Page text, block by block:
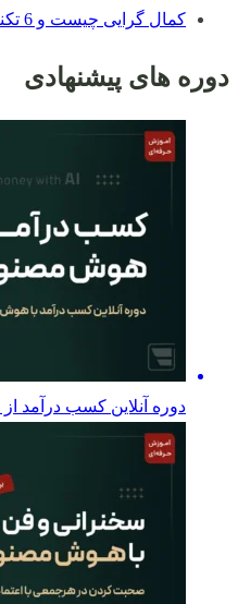
کمال گرایی چیست و 6 تکنیک درمان آن
دوره های پیشنهادی
دوره آنلاین کسب